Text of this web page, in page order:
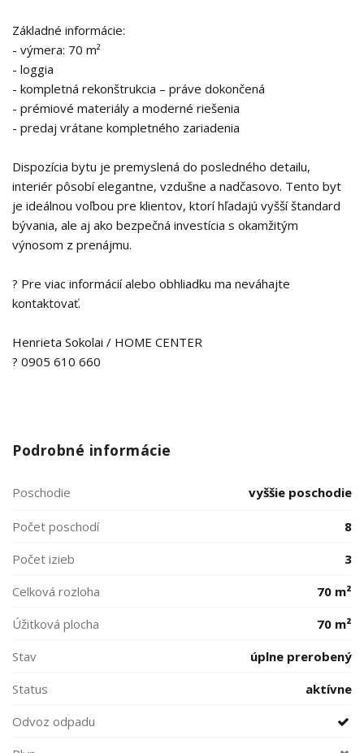
Základné informácie:
- výmera: 70 m²
- loggia
- kompletná rekonštrukcia – práve dokončená
- prémiové materiály a moderné riešenia
- predaj vrátane kompletného zariadenia
Dispozícia bytu je premyslená do posledného detailu,
interiér pôsobí elegantne, vzdušne a nadčasovo. Tento byt
je ideálnou voľbou pre klientov, ktorí hľadajú vyšší štandard
bývania, ale aj ako bezpečná investícia s okamžitým
výnosom z prenájmu.
? Pre viac informácií alebo obhliadku ma neváhajte
kontaktovať.
Henrieta Sokolai / HOME CENTER
? 0905 610 660
Podrobné informácie
Poschodie vyššie poschodie
Počet poschodí
8
Počet izieb
3
Celková rozloha
70 m²
Úžitková plocha
70 m²
Stav
úplne prerobený
Status
aktívne
Odvoz odpadu